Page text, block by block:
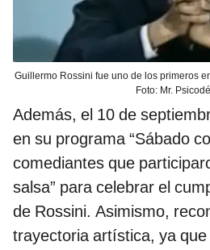
Guillermo Rossini fue uno de los primeros
Foto: Mr.
Además, el 10 de
en su programa “Sábado
comediantes que
salsa” para celebrar el
de Rossini. Asimismo,
trayectoria artística, ya